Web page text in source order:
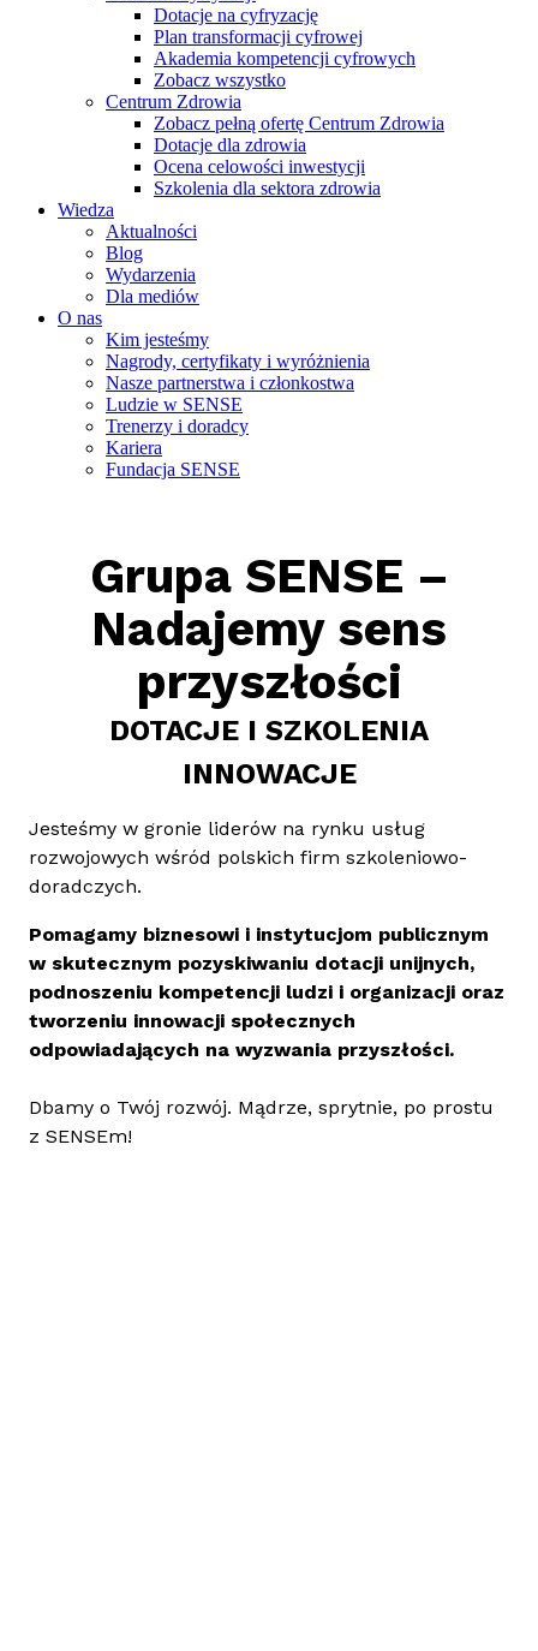
Dotacje na cyfryzację
Plan transformacji cyfrowej
Akademia kompetencji cyfrowych
Zobacz wszystko
Centrum Zdrowia
Zobacz pełną ofertę Centrum Zdrowia
Dotacje dla zdrowia
Ocena celowości inwestycji
Szkolenia dla sektora zdrowia
Wiedza
Aktualności
Blog
Wydarzenia
Dla mediów
O nas
Kim jesteśmy
Nagrody, certyfikaty i wyróżnienia
Nasze partnerstwa i członkostwa
Ludzie w SENSE
Trenerzy i doradcy
Kariera
Fundacja SENSE
Grupa SENSE –
Nadajemy sens
przyszłości
DOTACJE I SZKOLENIA
INNOWACJE
Jesteśmy w gronie liderów na rynku usług
rozwojowych wśród polskich firm szkoleniowo-
doradczych.
Pomagamy biznesowi i instytucjom publicznym
w skutecznym pozyskiwaniu dotacji unijnych,
podnoszeniu kompetencji ludzi i organizacji oraz
tworzeniu innowacji społecznych
odpowiadających na wyzwania przyszłości.
Dbamy o Twój rozwój. Mądrze, sprytnie, po prostu
z SENSEm!